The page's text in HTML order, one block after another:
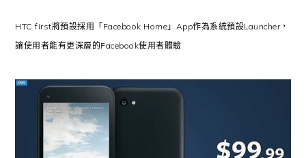
HTC first將預設採用「Facebook Home」App作為系統預設Launcher，
讓使用者能有更深層的Facebook使用者體驗